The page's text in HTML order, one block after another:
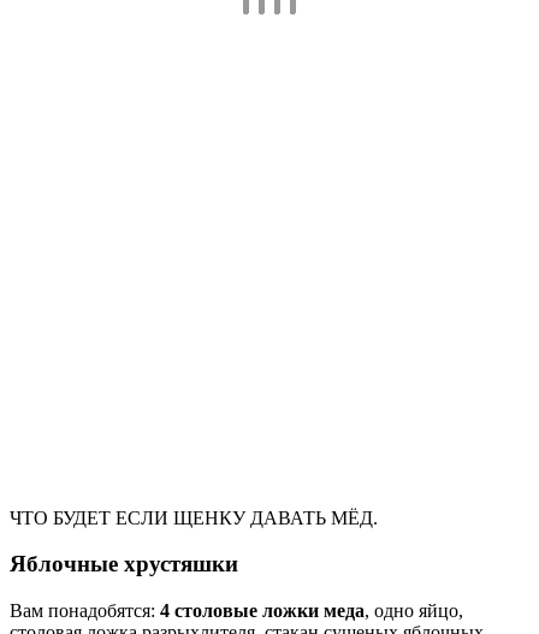
ЧТО БУДЕТ ЕСЛИ ЩЕНКУ ДАВАТЬ МЁД.
Яблочные хрустяшки
Вам понадобятся: 4 столовые ложки меда, одно яйцо,